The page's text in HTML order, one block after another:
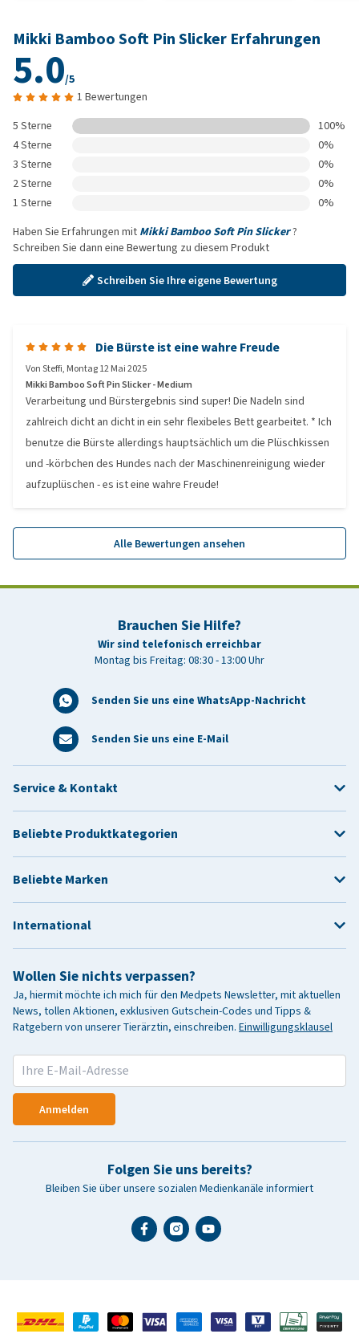
Mikki Bamboo Soft Pin Slicker Erfahrungen
5.0/5
1 Bewertungen
5 Sterne
100%
4 Sterne
0%
3 Sterne
0%
2 Sterne
0%
1 Sterne
0%
Haben Sie Erfahrungen mit Mikki Bamboo Soft Pin Slicker?
Schreiben Sie dann eine Bewertung zu diesem Produkt
Schreiben Sie Ihre eigene Bewertung
Die Bürste ist eine wahre Freude
VonSteffi, Montag 12 Mai 2025
Mikki Bamboo Soft Pin Slicker - Medium
Verarbeitung und Bürstergebnis sind super! Die Nadeln sind
zahlreich dicht an dicht in ein sehr flexibeles Bett gearbeitet. * Ich
benutze die Bürste allerdings hauptsächlich um die Plüschkissen
und -körbchen des Hundes nach der Maschinenreinigung wieder
aufzuplüschen - es ist eine wahre Freude!
Alle Bewertungen ansehen
Brauchen Sie Hilfe?
Wir sind telefonisch erreichbar
Montag bis Freitag: 08:30 - 13:00 Uhr
Senden Sie uns eine WhatsApp-Nachricht
Senden Sie uns eine E-Mail
Wollen Sie nichts verpassen?
Ja, hiermit möchte ich mich für den Medpets Newsletter, mit aktuellen
News, tollen Aktionen, exklusiven Gutschein-Codes und Tipps &
Ratgebern von unserer Tierärztin, einschreiben. Einwilligungsklausel
Anmelden
Folgen Sie uns bereits?
Bleiben Sie über unsere sozialen Medienkanäle informiert
Service & Kontakt
Beliebte Produktkategorien
Beliebte Marken
International